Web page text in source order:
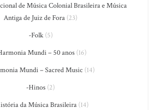
de Música Colonial Brasileira e Música
Antiga de Juiz de Fora (23)
-Folk(5)
Mundi – 50 anos(16)
Mundi – Sacred Music (14)
-Hinos (2)
da Música Brasileira(14)